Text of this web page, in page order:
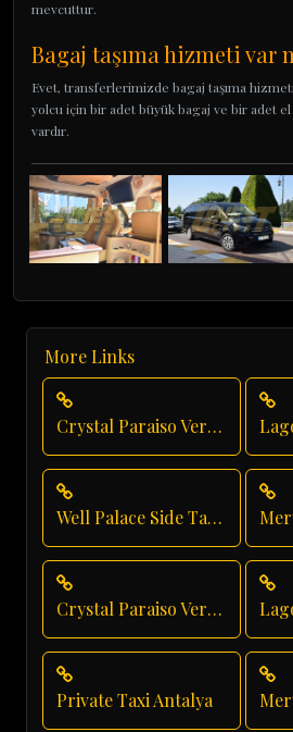
mevcuttur.
Bagaj taşıma hizmeti var
Evet, transferlerimizde bagaj taşıma
yolcu için bir adet büyük bagaj ve bir adet el
vardır.
More Links
Crystal Paraiso Verde Airport Transfer
Well Palace Side Taxi Service
Crystal Paraiso Verde Taxi Service
Private Taxi Antalya